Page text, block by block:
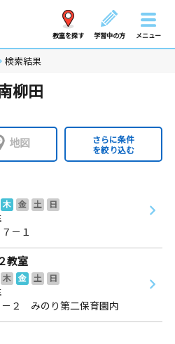
教室を探す 学習中の方 メニュー
検索結果
柳田
地図
さらに条件
を絞り込む
木 金 土
日
－１
教室
木 金 土
日
２ みのり第二保育園内